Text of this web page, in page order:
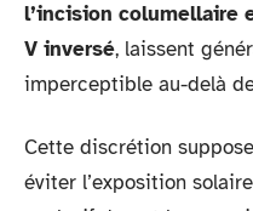
l’incision columellaire
V inversé, laissent
imperceptible au-delà
Cette discrétion
éviter l’exposition